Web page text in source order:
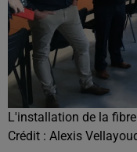
L'installation de la
Crédit : Alexis